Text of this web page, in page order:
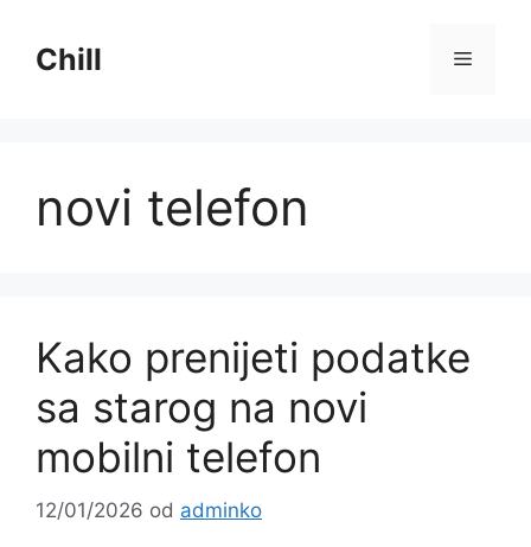
sadržajChill
novi telefon
Kako prenijeti podatke
sa starog na novi
mobilni telefon
12/01/2026 od adminko